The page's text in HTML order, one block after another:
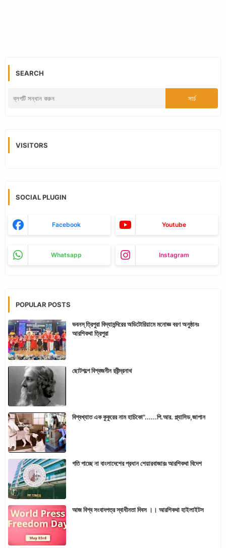
SEARCH
VISITORS
SOCIAL PLUGIN
Facebook Youtube
Whatsapp Instagram
POPULAR POSTS
ভবনস্ ত্রিপুরা বিদ্যামন্দিরের অডিটোরিয়ামে মনোজ্ঞ বরণ অনুষ্ঠানঃ
আরশিকথা ত্রিপুরা
ছোটগল্পে বিশ্বজনীন রবীন্দ্রনাথ
বিশ্বখ্যাত এক কুকুরের নাম হাচিকো"......পি.আর. প্ল্যাসিড,জাপান
গতি পাচ্ছে না বাংলাদেশের প্রধান শেয়ারবাজারঃ আরশিকথা বিদেশ
আজ বিশ্ব সংবাদপত্র স্বাধীনতা দিবস ।। আরশিকথা হাইলাইটস